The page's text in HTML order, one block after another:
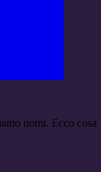
nomi. Ecco cosa